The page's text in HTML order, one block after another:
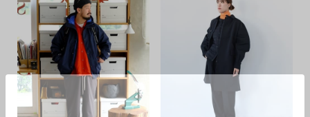
カラー